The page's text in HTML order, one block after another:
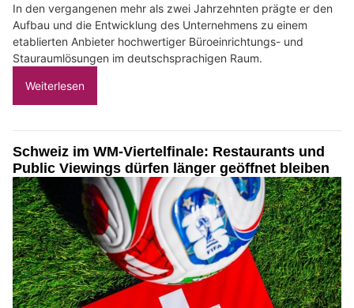
In den vergangenen mehr als zwei Jahrzehnten prägte er den
Aufbau und die Entwicklung des Unternehmens zu einem
etablierten Anbieter hochwertiger Büroeinrichtungs- und
Stauraumlösungen im deutschsprachigen Raum.
Weiterlesen
Schweiz im WM-Viertelfinale: Restaurants und
Public Viewings dürfen länger geöffnet bleiben